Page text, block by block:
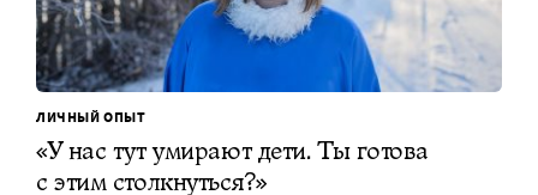
ЛИЧНЫЙ ОПЫТ
«У нас тут умирают дети. Ты готова
с этим столкнуться?»